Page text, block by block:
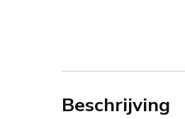
Beschrijving